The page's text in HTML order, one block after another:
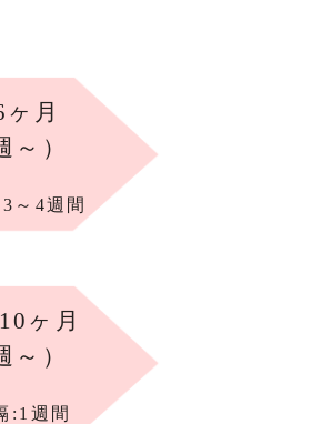
月
～）
～4週間
ヶ月
～）
:1週間